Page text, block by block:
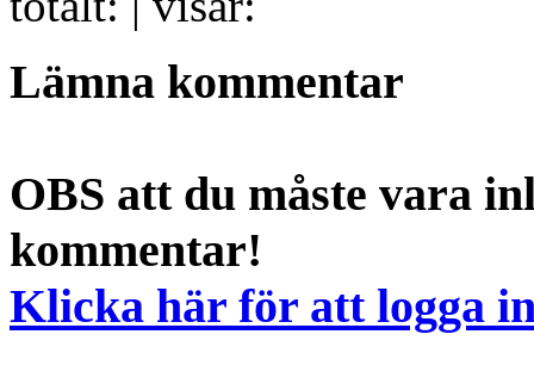
Lämna kommentar
OBS att du måste vara
kommentar!
Klicka här för att logga